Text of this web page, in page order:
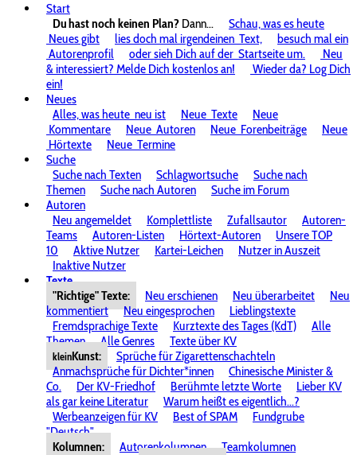
Start
Du hast noch keinen Plan? Dann...
Schau, was es heute
Neues gibt
lies doch mal irgendeinen Text,
besuch mal ein
Autorenprofil
oder sieh Dich auf der Startseite um.
Neu
& interessiert? Melde Dich kostenlos an!
Wieder da? Log Dich
ein!
Neues
Alles, was heute neu ist Neue Texte
Neue
Kommentare
Neue Autoren Neue Forenbeiträge
Neue
Hörtexte
Neue Termine
Suche
Suche nach Texten
Schlagwortsuche
Suche nach
Themen
Suche nach Autoren
Suche im Forum
Autoren
Neu angemeldet
Komplettliste Zufallsautor
Autoren-
Teams
Autoren-Listen Hörtext-Autoren
Unsere TOP
10
Aktive Nutzer Kartei-Leichen
Nutzer in Auszeit
Inaktive Nutzer
Texte
"Richtige" Texte:
Neu erschienen Neu überarbeitet
Neu
kommentiert
Neu eingesprochen
Lieblingstexte
Fremdsprachige Texte
Kurztexte des Tages (KdT)
Alle
Themen
Alle Genres Texte über KV
kleinKunst:
Sprüche für Zigarettenschachteln
Anmachsprüche für Dichter*innen
Chinesische Minister &
Co.
Der KV-Friedhof Berühmte letzte Worte
Lieber KV
als gar keine Literatur
Warum heißt es eigentlich...?
Werbeanzeigen für KV
Best of SPAM
Fundgrube
"Deutsch"
Kolumnen:
Autorenkolumnen
Teamkolumnen